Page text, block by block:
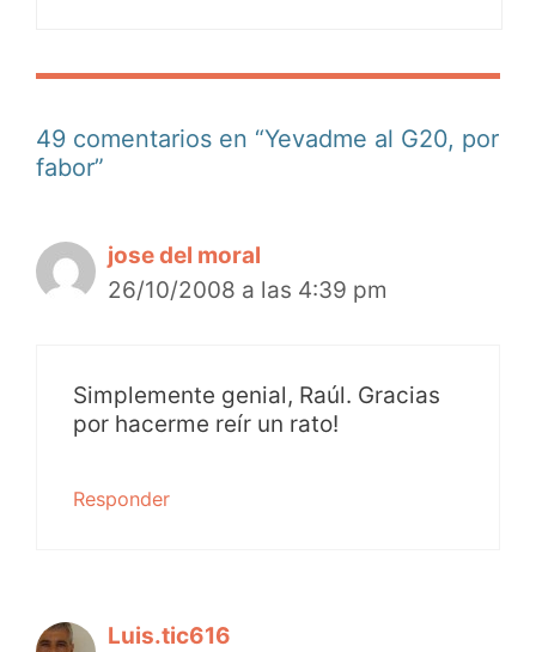
49 comentarios en “Yevadme al G20, por
fabor”
jose del moral
26/10/2008 a las 4:39 pm
Simplemente genial, Raúl. Gracias
por hacerme reír un rato!
Responder
Luis.tic616